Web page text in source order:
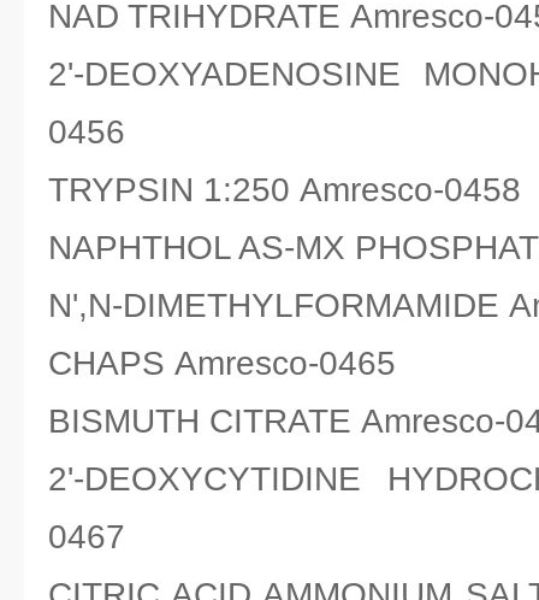
NAD TRIHYDRATE Amresco-
2'-DEOXYADENOSINE
0456
TRYPSIN 1:250 Amresco-0458
NAPHTHOL AS-MX
N',N-DIMETHYLFORMAMIDE
CHAPS Amresco-0465
BISMUTH CITRATE Amresco-
2'-DEOXYCYTIDINE
0467